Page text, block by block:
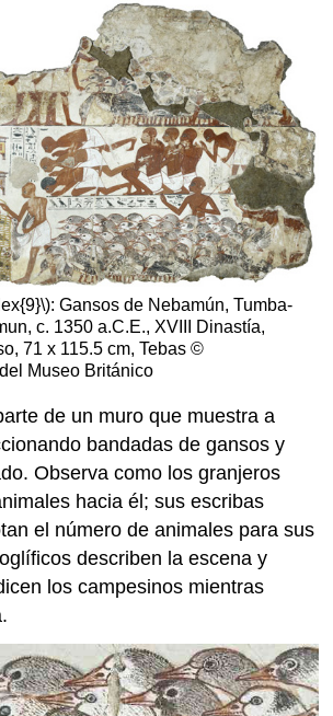
: Gansos de Nebamún, Tumba-
c. 1350 a.C.E., XVIII Dinastía,
71 x 115.5 cm, Tebas ©
Museo Británico
de un muro que muestra a
bandadas de gansos y
Observa como los granjeros
hacia él; sus escribas
el número de animales para sus
describen la escena y
los campesinos mientras